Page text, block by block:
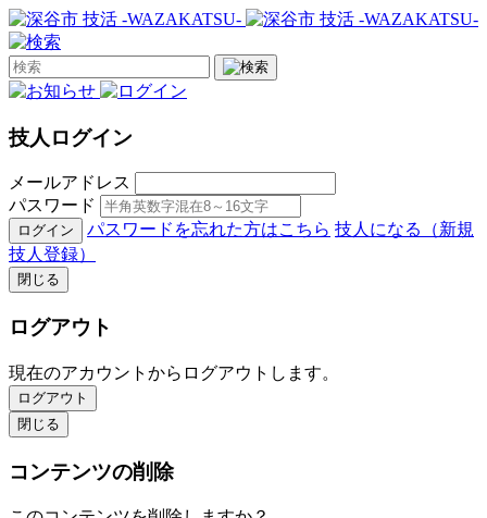
技人ログイン
メールアドレス
パスワード
ログイン パスワードを忘れた方はこちら 技人になる（新規
技人登録）
閉じる
ログアウト
現在のアカウントからログアウトします。
ログアウト
閉じる
コンテンツの削除